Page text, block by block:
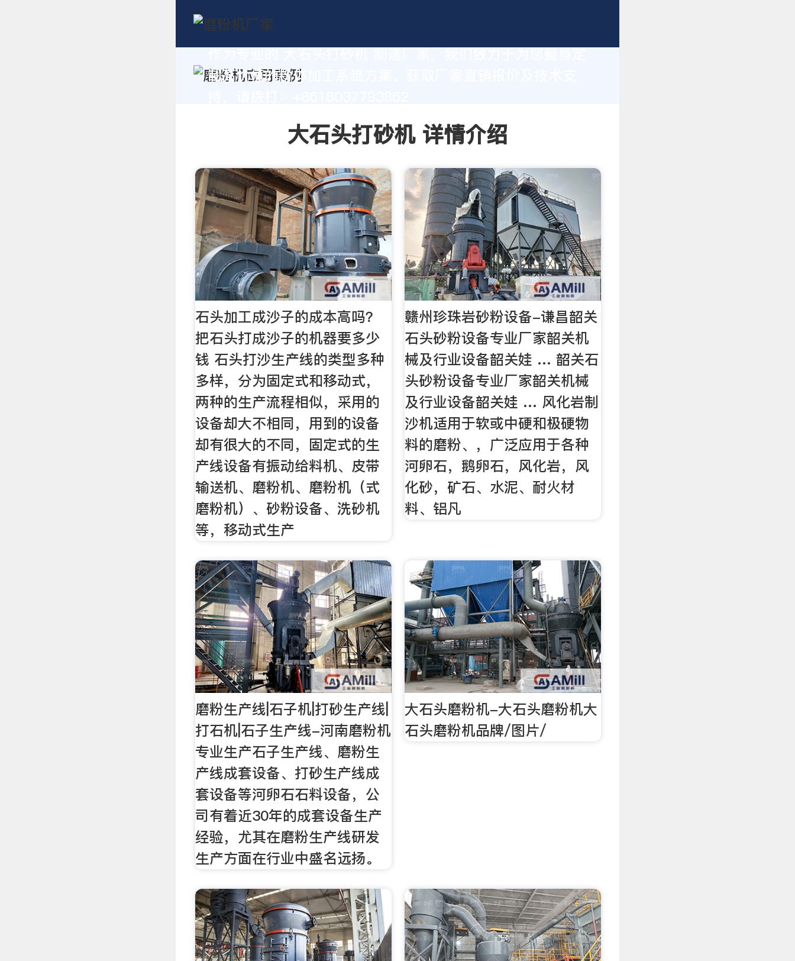
制高价值的粉体加工系统方案。获取厂家直销报价及技术支
大石头打砂机 详情介绍
石头加工成沙子的成本高吗？
把石头打成沙子的机器要多少
钱 石头打沙生产线的类型多种
多样，分为固定式和移动式，
两种的生产流程相似，采用的
设备却大不相同，用到的设备
却有很大的不同，固定式的生
产线设备有振动给料机、皮带
输送机、磨粉机、磨粉机（式
磨粉机）、砂粉设备、洗砂机
等，移动式生产
赣州珍珠岩砂粉设备-谦昌韶关
石头砂粉设备专业厂家韶关机
械及行业设备韶关娃 … 韶关石
头砂粉设备专业厂家韶关机械
及行业设备韶关娃 … 风化岩制
沙机适用于软或中硬和极硬物
料的磨粉、，广泛应用于各种
河卵石，鹅卵石，风化岩，风
化砂，矿石、水泥、耐火材
料、铝凡
磨粉生产线|石子机|打砂生产线|
打石机|石子生产线-河南磨粉机
专业生产石子生产线、磨粉生
产线成套设备、打砂生产线成
套设备等河卵石石料设备，公
司有着近30年的成套设备生产
经验，尤其在磨粉生产线研发
生产方面在行业中盛名远扬。
大石头磨粉机-大石头磨粉机大
石头磨粉机品牌/图片/